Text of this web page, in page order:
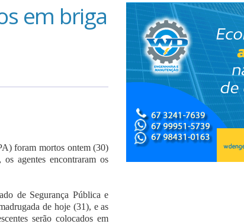
em briga
foram mortos ontem (30)
agentes encontraram os
de Segurança Pública e
de hoje (31), e as
serão colocados em